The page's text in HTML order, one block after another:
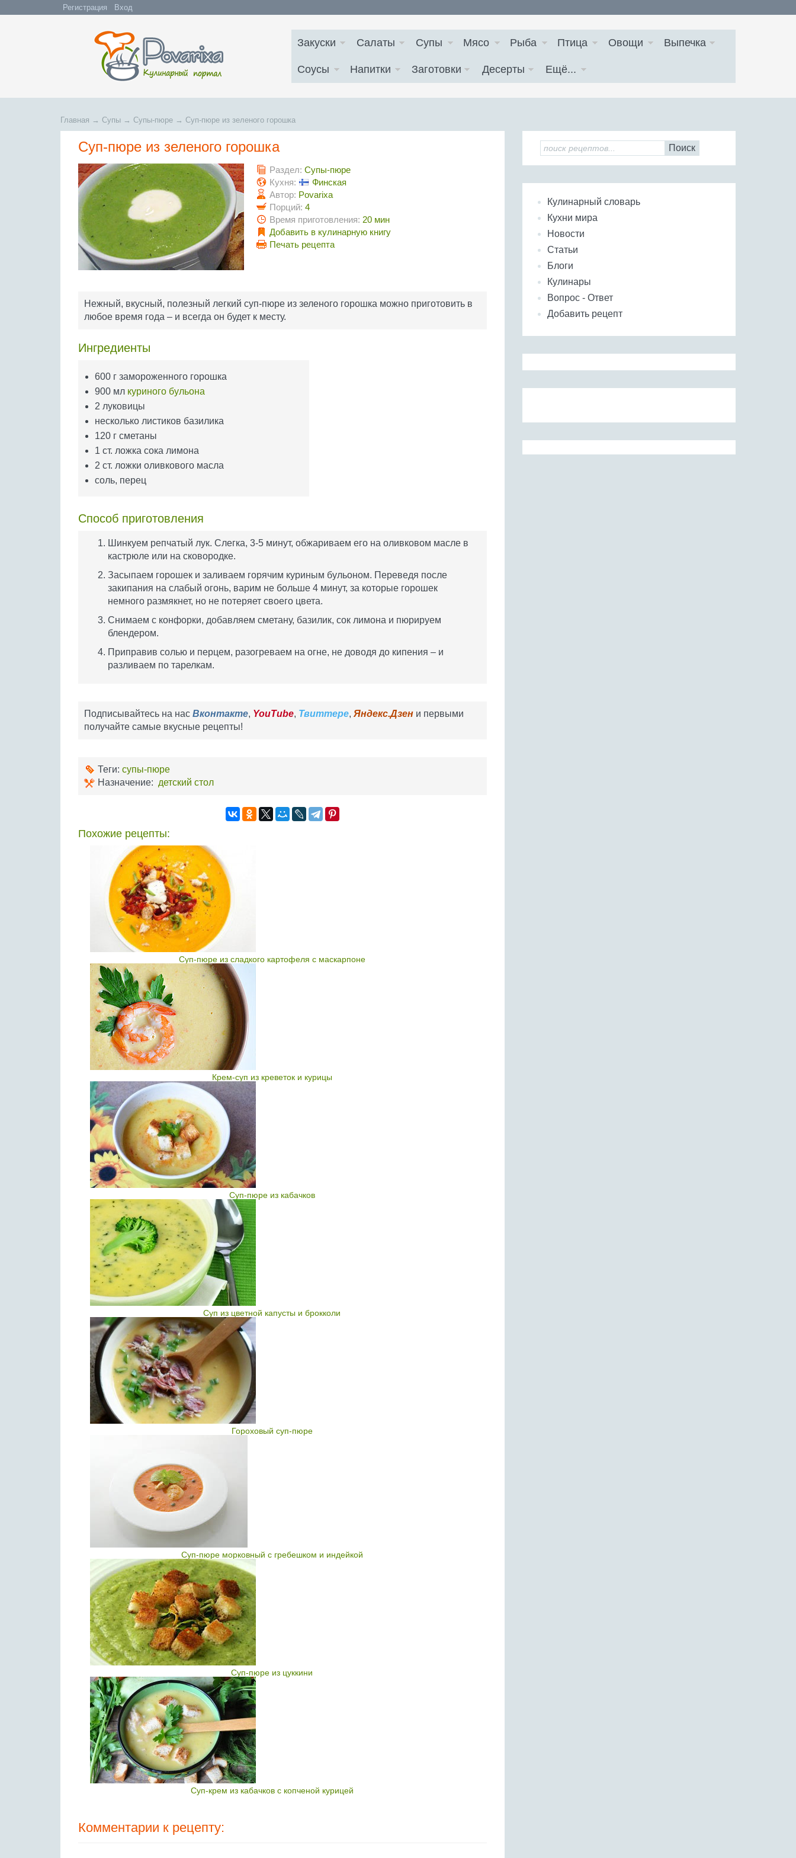
Регистрация Вход
Закуски Салаты Супы Мясо Рыба Птица Овощи Выпечка
Соусы Напитки Заготовки Десерты Ещё...
Главная → Супы → Супы-пюре → Суп-пюре из зеленого горошка
Суп-пюре из зеленого горошка
Раздел: Супы-пюре
Кухня:
Финская
Автор: Povarixa
Порций: 4
Время приготовления: 20 мин
Добавить в кулинарную книгу
Печать рецепта
Нежный, вкусный, полезный легкий суп-пюре из зеленого горошка можно приготовить в
любое время года – и всегда он будет к месту.
Ингредиенты
600 г замороженного горошка
900 мл куриного бульона
2 луковицы
несколько листиков базилика
120 г сметаны
1 ст. ложка сока лимона
2 ст. ложки оливкового масла
соль, перец
Способ приготовления
Шинкуем репчатый лук. Слегка, 3-5 минут, обжариваем его на оливковом масле в
кастрюле или на сковородке.
Засыпаем горошек и заливаем горячим куриным бульоном. Переведя после
закипания на слабый огонь, варим не больше 4 минут, за которые горошек
немного размякнет, но не потеряет своего цвета.
Снимаем с конфорки, добавляем сметану, базилик, сок лимона и пюрируем
блендером.
Приправив солью и перцем, разогреваем на огне, не доводя до кипения – и
разливаем по тарелкам.
Подписывайтесь на нас Вконтакте, YouTube, Твиттере, Яндекс.Дзен и первыми
получайте самые вкусные рецепты!
Теги: супы-пюре
Назначение: детский стол
Похожие рецепты:
Cуп-пюре из сладкого картофеля с маскарпоне
Крем-суп из креветок и курицы
Суп-пюре из кабачков
Суп из цветной капусты и брокколи
Гороховый суп-пюре
Суп-пюре морковный с гребешком и индейкой
Суп-пюре из цуккини
Суп-крем из кабачков с копченой курицей
Комментарии к рецепту:
Поиск
Кулинарный словарь
Кухни мира
Новости
Статьи
Блоги
Кулинары
Вопрос - Ответ
Добавить рецепт